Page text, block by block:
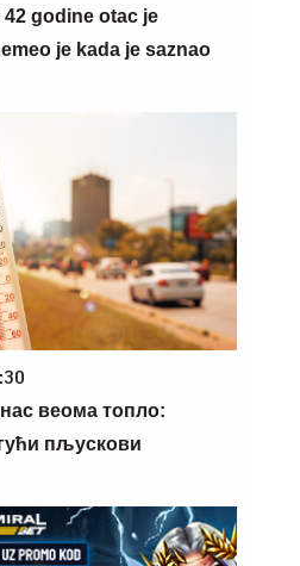
godine otac je
je kada je saznao
веома топло:
пљускови